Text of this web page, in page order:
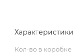
Характеристики
Кол-во в коробке